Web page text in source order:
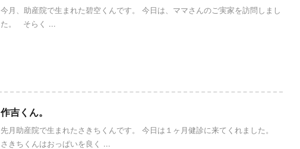
今月、助産院で生まれた碧空くんです。 今日は、ママさんのご実家を訪問しまし
た。 そらく ...
作吉くん。
先月助産院で生まれたさきちくんです。 今日は１ヶ月健診に来てくれました。
さきちくんはおっぱいを良く ...